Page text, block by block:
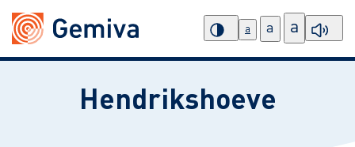
a a a
Hendrikshoeve